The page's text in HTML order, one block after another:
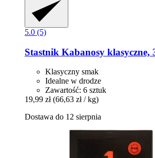
5.0 (5)
Stastnik Kabanosy klasyczne,
Klasyczny smak
Idealne w drodze
Zawartość: 6 sztuk
19,99 zł (66,63 zł / kg)
Dostawa do 12 sierpnia